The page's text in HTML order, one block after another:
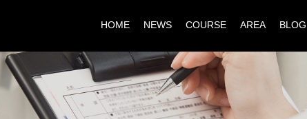
HOME NEWS COURSE AREA BLOG